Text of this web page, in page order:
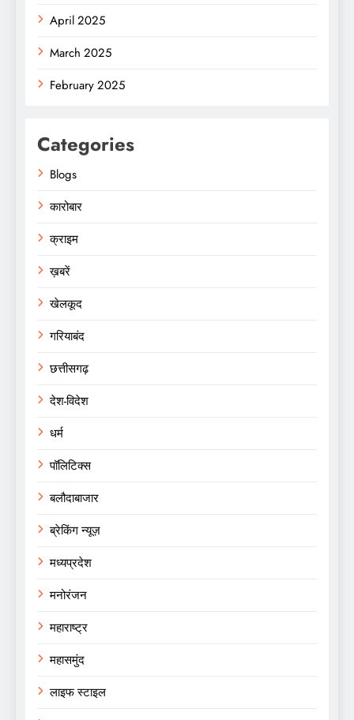
April 2025
March 2025
February 2025
Categories
Blogs
कारोबार
क्राइम
ख़बरें
खेलकूद
गरियाबंद
छत्तीसगढ़
देश-विदेश
धर्म
पॉलिटिक्स
बलौदाबाजार
ब्रेकिंग न्यूज़
मध्यप्रदेश
मनोरंजन
महाराष्ट्र
महासमुंद
लाइफ स्टाइल